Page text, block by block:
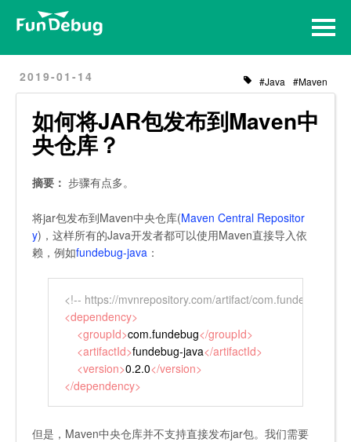
2019-01-14 Java Maven
如何将JAR包发布到Maven中
央仓库？
摘要： 步骤有点多。
将jar包发布到Maven中央仓库(Maven Central Repositor
y)，这样所有的Java开发者都可以使用Maven直接导入依
赖，例如fundebug-java ：
<!-- https://mvnrepository.com/artifact/com.fundebug/
<dependency>
<groupId>com.fundebug</groupId>
<artifactId>fundebug-java</artifactId>
<version>0.2.0</version>
</dependency>
但是，Maven中央仓库并不支持直接发布jar包。我们需要
Home
Archives